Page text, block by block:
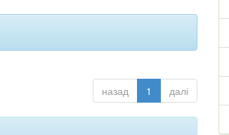
назад 1 далі